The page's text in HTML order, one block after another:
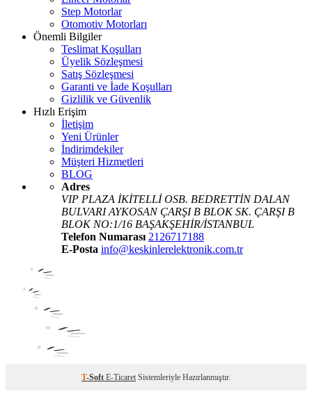
Step Motorlar
Otomotiv Motorları
Önemli Bilgiler
Teslimat Koşulları
Üyelik Sözleşmesi
Satış Sözleşmesi
Garanti ve İade Koşulları
Gizlilik ve Güvenlik
Hızlı Erişim
İletişim
Yeni Ürünler
İndirimdekiler
Müşteri Hizmetleri
BLOG
Adres
VIP PLAZA İKİTELLİ OSB. BEDRETTİN DALAN
BULVARI AYKOSAN ÇARŞI B BLOK SK. ÇARŞI B
BLOK NO:1/16 BAŞAKŞEHİR/İSTANBUL
Telefon Numarası 2126717188
E-Posta info@keskinlerelektronik.com.tr
T-Soft E-Ticaret Sistemleriyle Hazırlanmıştır.